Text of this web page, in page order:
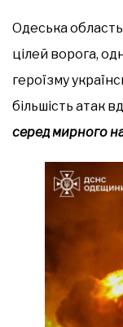
Одеська
цілей ворога,
героїзму
більшість атак
серед мирного